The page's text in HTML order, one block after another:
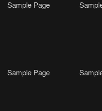
Sample Page
Sample Page